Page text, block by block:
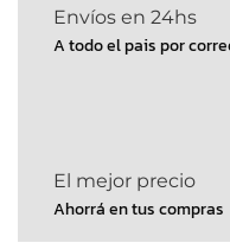
Envíos en 24hs
A todo el pais por
El mejor precio
Ahorrá en tus compras